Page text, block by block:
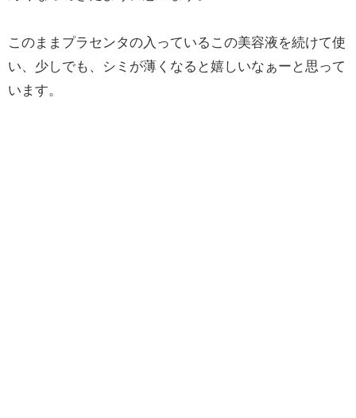
このままプラセンタの入っているこの美容液を続けて使
い、少しでも、シミが薄くなると嬉しいなぁーと思って
います。